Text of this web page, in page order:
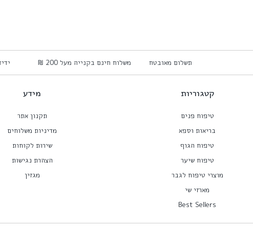
תשלום מאובטח משלוח חינם בקנייה מעל 200 ₪
קטגוריות
טיפוח פנים
בריאות וספא
טיפוח הגוף
טיפוח שיער
מוצרי טיפוח לגבר
מארזי שי
Best Sellers
מידע
תקנון אתר
מדיניות משלוחים
שירות לקוחות
הצהרת נגישות
מגזין